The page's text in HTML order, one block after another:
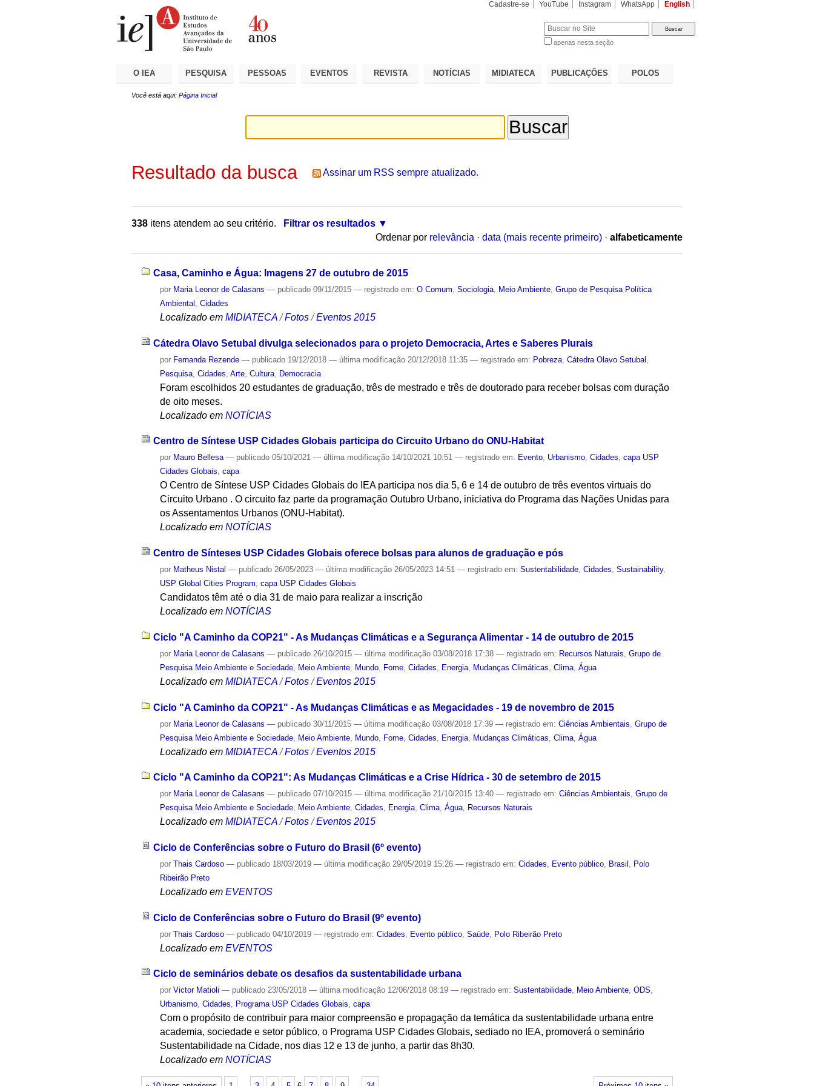
Cadastre-se YouTube Instagram WhatsApp English
apenas nesta seção
O IEA PESQUISA PESSOAS EVENTOS REVISTA NOTÍCIAS MIDIATECA PUBLICAÇÕES POLOS
Você está aqui: Página Inicial
Resultado da busca Assinar um RSS sempre atualizado.
338 itens atendem ao seu critério.
Filtrar os resultados
Ordenar por relevância · data (mais recente primeiro) · alfabeticamente
Casa, Caminho e Água: Imagens 27 de outubro de 2015
por Maria Leonor de Calasans — publicado 09/11/2015— registrado em:O Comum ,Sociologia Meio Ambiente ,Grupo de Pesquisa Política
Ambiental
,Cidades
Localizado em MIDIATECA /Fotos /Eventos 2015
Cátedra Olavo Setubal divulga selecionados para o projeto Democracia, Artes e Saberes Plurais
por Fernanda Rezende — publicado 19/12/2018— última modificação 20/12/2018 11:35— registrado em: Pobreza ,Cátedra Olavo Setubal
Pesquisa ,Cidades ,Arte ,Cultura Democracia
Foram escolhidos 20 estudantes de graduação, três de mestrado e três de doutorado para receber bolsas com duração
de oito meses.
Localizado em NOTÍCIAS
Centro de Síntese USP Cidades Globais participa do Circuito Urbano do ONU-Habitat
por Mauro Bellesa — publicado 05/10/2021— última modificação 14/10/2021 10:51— registrado em: Evento, Urbanismo,Cidades,capa USP
Cidades Globais,capa
O Centro de Síntese USP Cidades Globais do IEA participa nos dia 5, 6 e 14 de outubro de três eventos virtuais do
Circuito Urbano . O circuito faz parte da programação Outubro Urbano, iniciativa do Programa das Nações Unidas para
os Assentamentos Urbanos (ONU-Habitat).
Localizado em NOTÍCIAS
Centro de Sínteses USP Cidades Globais oferece bolsas para alunos de graduação e pós
por Matheus Nistal — publicado 26/05/2023— última modificação 26/05/2023 14:51— registrado em:Sustentabilidade,Cidades,Sustainability,
USP Global Cities Program,capa USP Cidades Globais
Candidatos têm até o dia 31 de maio para realizar a inscrição
Localizado em NOTÍCIAS
Ciclo "A Caminho da COP21" - As Mudanças Climáticas e a Segurança Alimentar - 14 de outubro de 2015
por Maria Leonor de Calasans — publicado 26/10/2015— última modificação 03/08/2018 17:38— registrado em: Recursos Naturais ,Grupo de
Pesquisa Meio Ambiente e Sociedade
Meio Ambiente Mundo Fome ,Cidades Energia Mudanças Climáticas ,Clima ,Água
Localizado em MIDIATECA /Fotos /Eventos 2015
Ciclo "A Caminho da COP21" - As Mudanças Climáticas e as Megacidades - 19 de novembro de 2015
por Maria Leonor de Calasans — publicado 30/11/2015— última modificação 03/08/2018 17:39— registrado em:Ciências Ambientais ,Grupo de
Pesquisa Meio Ambiente e Sociedade Meio Ambiente Mundo Fome ,Cidades Energia Mudanças Climáticas ,Clima ,Água
Localizado em MIDIATECA /Fotos /Eventos 2015
Ciclo "A Caminho da COP21": As Mudanças Climáticas e a Crise Hídrica - 30 de setembro de 2015
por Maria Leonor de Calasans — publicado 07/10/2015— última modificação 21/10/2015 13:40— registrado em:Ciências Ambientais,Grupo de
Pesquisa Meio Ambiente e Sociedade, Meio Ambiente,Cidades, Energia,Clima,Água, Recursos Naturais
Localizado em MIDIATECA /Fotos /Eventos 2015
Ciclo de Conferências sobre o Futuro do Brasil (6º evento)
porThais Cardoso — publicado 18/03/2019— última modificação 29/05/2019 15:26— registrado em:Cidades Evento público Brasil
Polo
Ribeirão Preto
Localizado em EVENTOS
Ciclo de Conferências sobre o Futuro do Brasil (9º evento)
porThais Cardoso — publicado 04/10/2019— registrado em:Cidades Evento público ,Saúde Polo Ribeirão Preto
Localizado em EVENTOS
Ciclo de seminários debate os desafios da sustentabilidade urbana
porVictor Matioli — publicado 23/05/2018— última modificação 12/06/2018 08:19— registrado em:Sustentabilidade, Meio Ambiente,ODS,
Urbanismo,Cidades, Programa USP Cidades Globais,capa
Com o propósito de contribuir para maior compreensão e propagação da temática da sustentabilidade urbana entre
academia, sociedade e setor público, o Programa USP Cidades Globais, sediado no IEA, promoverá o seminário
Sustentabilidade na Cidade, nos dias 12 e 13 de junho, a partir das 8h30.
Localizado em NOTÍCIAS